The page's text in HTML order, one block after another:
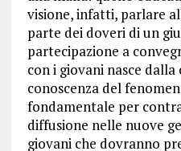
visione, infatti, parlare
parte dei doveri di un
partecipazione a
con i giovani nasce
conoscenza del
fondamentale per
diffusione nelle nuove
giovani che dovranno